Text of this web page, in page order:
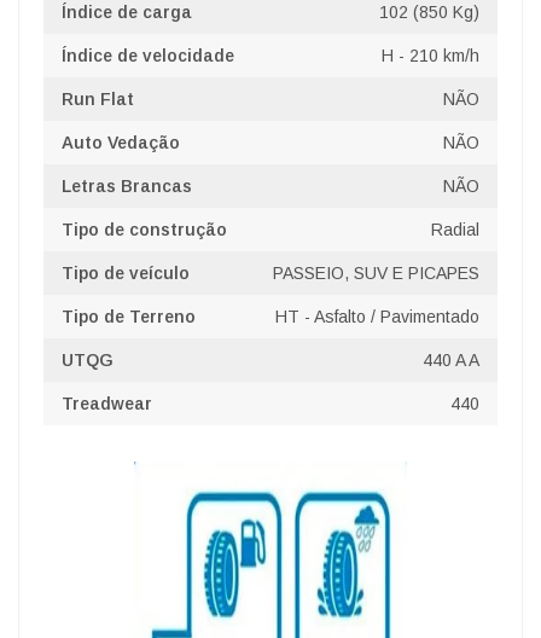
Índice de carga 102 (850 Kg)
Índice de velocidade H - 210 km/h
Run Flat NÃO
Auto Vedação NÃO
Letras Brancas NÃO
Tipo de construção Radial
Tipo de veículo PASSEIO, SUV E PICAPES
Tipo de Terreno HT - Asfalto / Pavimentado
UTQG 440 A A
Treadwear 440